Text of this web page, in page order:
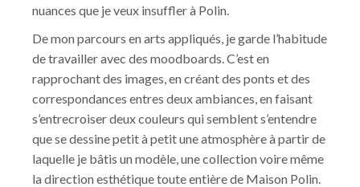
nuances que je veux insuffler à Polin.
De mon parcours en arts appliqués, je garde l’habitude
de travailler avec des moodboards. C’est en
rapprochant des images, en créant des ponts et des
correspondances entres deux ambiances, en faisant
s’entrecroiser deux couleurs qui semblent s’entendre
que se dessine petit à petit une atmosphère à partir de
laquelle je bâtis un modèle, une collection voire même
la direction esthétique toute entière de Maison Polin.